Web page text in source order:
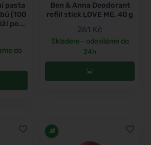
pasta
(100
po...
do
Ben & Anna Deodorant
refill stick LOVE ME, 40 g
261 Kč
Skladem - odesíláme do
24h